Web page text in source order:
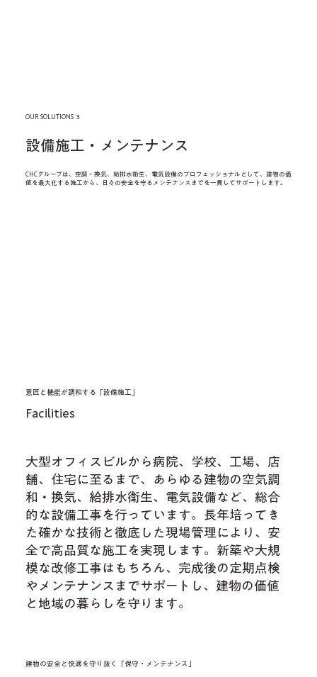
OUR SOLUTIONS ３
設備施工・メンテナンス
CHCグループは、空調・換気、給排水衛生、電気設備のプロフェッショナルとして、建物の価
値を最大化する施工から、日々の安全を守るメンテナンスまでを一貫してサポートします。
意匠と機能が調和する「設備施工」
Facilities
大型オフィスビルから病院、学校、工場、店
舗、住宅に至るまで、あらゆる建物の空気調
和・換気、給排水衛生、電気設備など、総合
的な設備工事を行っています。長年培ってき
た確かな技術と徹底した現場管理により、安
全で高品質な施工を実現します。新築や大規
模な改修工事はもちろん、完成後の定期点検
やメンテナンスまでサポートし、建物の価値
と地域の暮らしを守ります。
建物の安全と快適を守り抜く「保守・メンテナンス」